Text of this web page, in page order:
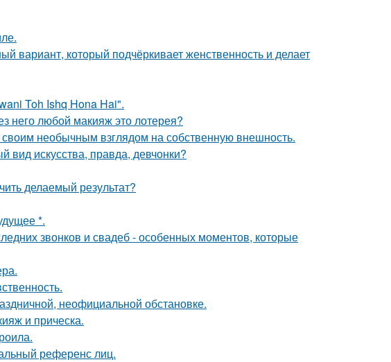
вариант, который подчёркивает женственность и делает
Toh Ishq Hona Hai".
него любой макияж это лотерея?
необычным взглядом на собственную внешность.
вид искусства, правда, девчонки?
делаемый результат?
*.
звонков и свадеб - особенных моментов, которые
неофициальной обстановке.
и прическа.
референс лиц.